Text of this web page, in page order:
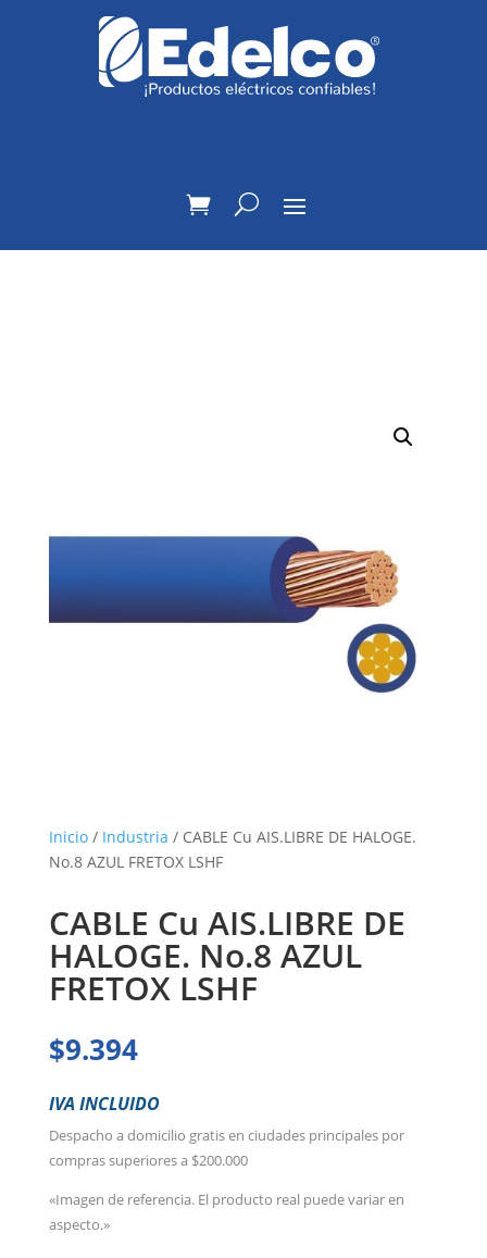
Inicio/ Industria / CABLE Cu AIS.LIBRE DE HALOGE.
No.8 AZUL FRETOX LSHF
CABLE Cu AIS.LIBRE DE
HALOGE. No.8 AZUL
FRETOX LSHF
$9.394
IVA INCLUIDO
Despacho a domicilio gratis en ciudades principales por
compras superiores a $200.000
«Imagen de referencia. El producto real puede variar en
aspecto.»